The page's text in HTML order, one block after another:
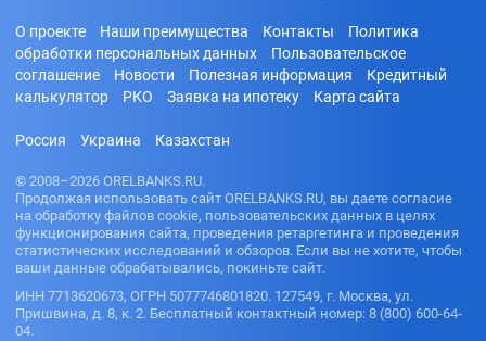
О проекте Наши преимущества Контакты
Политика
обработки персональных данных
Пользовательское
соглашение
Новости Полезная информация
Кредитный
калькулятор
РКО Заявка на ипотеку Карта сайта
Россия Украина Казахстан
© 2008–2026 ORELBANKS.RU.
Продолжая использовать сайт ORELBANKS.RU, вы даете согласие
на обработку файлов cookie, пользовательских данных в целях
функционирования сайта, проведения ретаргетинга и проведения
статистических исследований и обзоров. Если вы не хотите, чтобы
ваши данные обрабатывались, покиньте сайт.
ИНН 7713620673, ОГРН 5077746801820. 127549, г. Москва, ул.
Пришвина, д. 8, к. 2. Бесплатный контактный номер: 8 (800) 600-64-
04.